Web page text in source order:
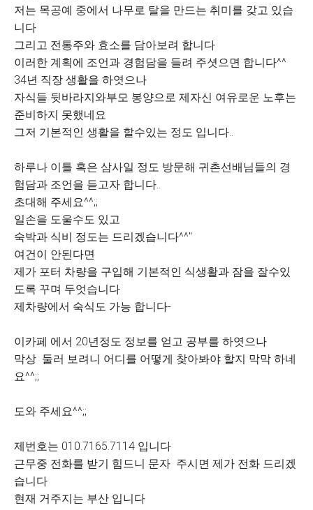
저는 목공예 중에서 나무로 탈을 만드는 취미를 갖고 있습
니다
그리고 전통주와 효소를 담아보려 합니다
이러한 계획에 조언과 경험담을 들려 주셧으면 합니다^^
34년 직장 생활을 하엿으나
자식들 뒷바라지와부모 봉양으로 제자신 여유로운 노후는
준비하지 못했네요
그저 기본적인 생활을 할수있는 정도 입니다..
하루나 이틀 혹은 삼사일 정도 방문해 귀촌선배님들의 경
험담과 조언을 듣고자 합니다..
초대해 주세요^^;;
일손을 도울수도 있고
숙박과 식비 정도는 드리겠습니다^^''
여건이 안된다면
제가 포터 차량을 구입해 기본적인 식생활과 잠을 잘수있
도록 꾸며 두엇습니다
제차량에서 숙식도 가능 합니다-
이카페 에서 20년정도 정보를 얻고 공부를 하엿으나
막상 둘러 보려니 어디를 어떻게 찾아봐야 할지 막막 하네
요^^;;
도와 주세요^^;;
제번호는 010.7165.7114 입니다
근무중 전화를 받기 힘드니 문자 주시면 제가 전화 드리겠
습니다
현재 거주지는 부산 입니다